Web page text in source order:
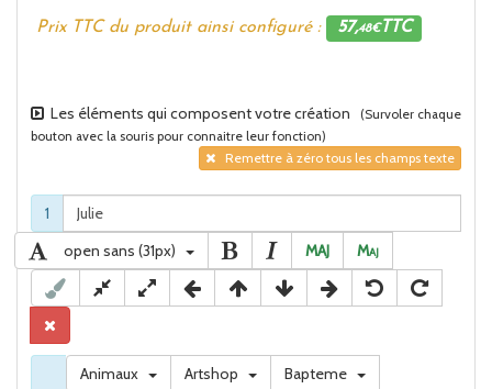
Prix TTC du produit ainsi configuré : 57,48€TTC
Les éléments qui composent votre création
(Survoler chaque
bouton avec la souris pour connaitre leur fonction)
Remettre à zéro tous les champs texte
1
open sans (31px)
MAJ Maj
Animaux Artshop
Bapteme